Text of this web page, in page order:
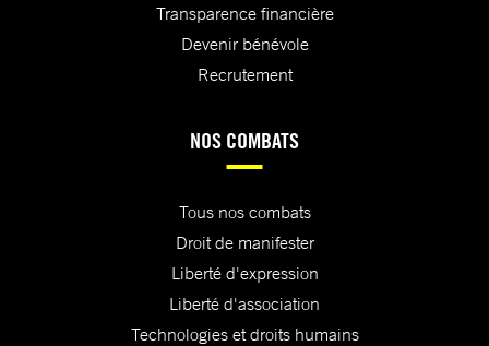
Transparence financière
Devenir bénévole
Recrutement
NOS COMBATS
Tous nos combats
Droit de manifester
Liberté d'expression
Liberté d'association
Technologies et droits humains